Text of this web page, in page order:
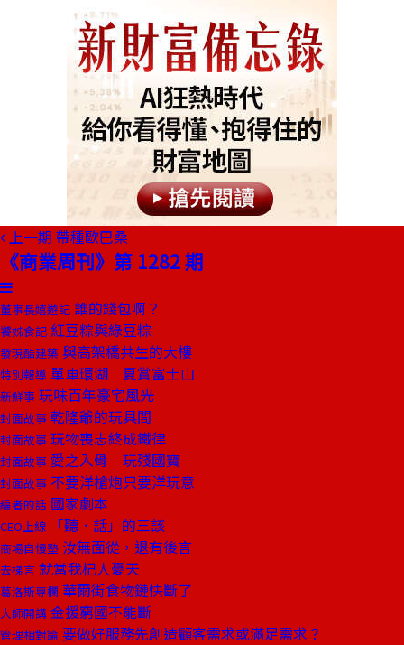
上一期 帶種歐巴桑
《商業周刊》第 1282 期
董事長嬉遊記 誰的錢包啊？
饕姊食記 紅豆粽與綠豆粽
發現酷建築 與高架橋共生的大樓
特別報導 單車環湖 夏賞富士山
新鮮事 玩味百年豪宅風光
封面故事 乾隆爺的玩具間
封面故事 玩物喪志終成鐵律
封面故事 愛之入骨 玩殘國寶
封面故事 不要洋槍炮只要洋玩意
編者的話 國家劇本
CEO上線 「聽．話」的三該
商場自慢塾 汝無面從，退有後言
去梯言 就當我杞人憂天
葛洛斯專欄 華爾街食物鏈快斷了
大師開講 金援窮國不能斷
管理相對論 要做好服務先創造顧客需求或滿足需求？